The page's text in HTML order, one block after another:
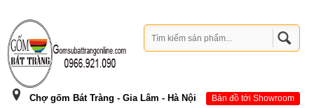
Chợ gốm Bát Tràng - Gia Lâm - Hà Nội Bản đồ tới Showroom